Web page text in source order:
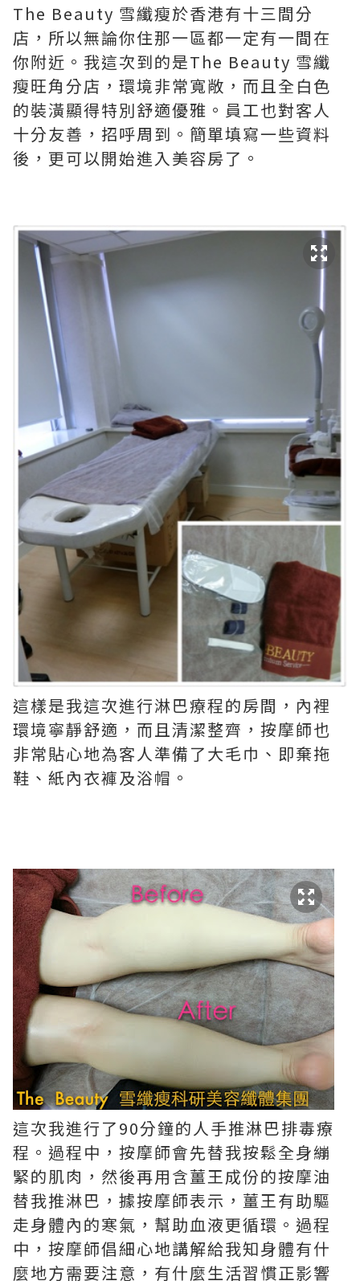
The Beauty 雪纖瘦於香港有十三間分
店，所以無論你住那一區都一定有一間在
你附近。我這次到的是The Beauty 雪纖
瘦旺角分店，環境非常寬敞，而且全白色
的裝潢顯得特別舒適優雅。員工也對客人
十分友善，招呼周到。簡單填寫一些資料
後，更可以開始進入美容房了。
這樣是我這次進行淋巴療程的房間，內裡
環境寧靜舒適，而且清潔整齊，按摩師也
非常貼心地為客人準備了大毛巾、即棄拖
鞋、紙內衣褲及浴帽。
這次我進行了90分鐘的人手推淋巴排毒療
程。過程中，按摩師會先替我按鬆全身繃
緊的肌肉，然後再用含薑王成份的按摩油
替我推淋巴，據按摩師表示，薑王有助驅
走身體內的寒氣，幫助血液更循環。過程
中，按摩師倡細心地講解給我知身體有什
麼地方需要注意，有什麼生活習慣正影響